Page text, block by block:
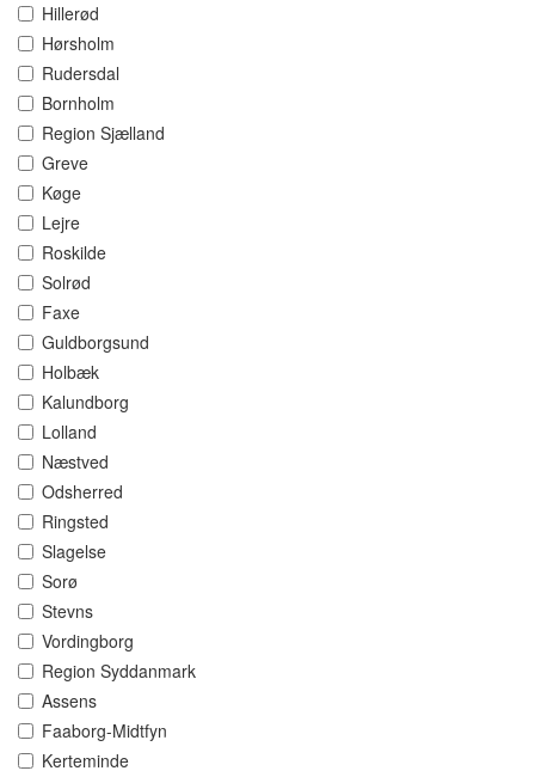
Hillerød
Hørsholm
Rudersdal
Bornholm
Region Sjælland
Greve
Køge
Lejre
Roskilde
Solrød
Faxe
Guldborgsund
Holbæk
Kalundborg
Lolland
Næstved
Odsherred
Ringsted
Slagelse
Sorø
Stevns
Vordingborg
Region Syddanmark
Assens
Faaborg-Midtfyn
Kerteminde